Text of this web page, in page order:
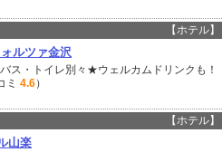
【ホテル】
ルツァ金沢
ス・トイレ別々★ウェルカムドリンクも！
ミ 4.6）
【ホテル】
山楽